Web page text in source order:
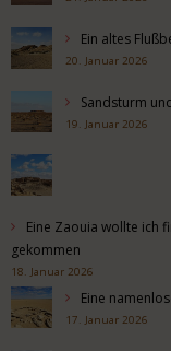
Ein altes
20. Januar 2026
Sandsturm
19. Januar 2026
Eine Zaouia wollte ich
gekommen
18. Januar 2026
Eine
17. Januar 2026